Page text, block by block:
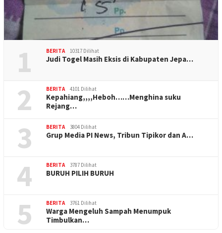
1 BERITA 10317 Dilihat
Judi Togel Masih Eksis di Kabupaten Jepa…
2 BERITA 4101 Dilihat
Kepahiang,,,,Heboh……Menghina suku
Rejang…
3 BERITA 3804 Dilihat
Grup Media PI News, Tribun Tipikor dan A…
4 BERITA 3787 Dilihat
BURUH PILIH BURUH
5 BERITA 3761 Dilihat
Warga Mengeluh Sampah Menumpuk
Timbulkan…